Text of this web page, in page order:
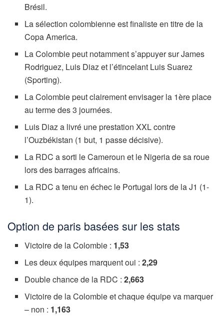
Brésil.
La sélection colombienne est finaliste en titre de la
Copa America.
La Colombie peut notamment s’appuyer sur James
Rodriguez, Luis Diaz et l’étincelant Luis Suarez
(Sporting).
La Colombie peut clairement envisager la 1ère place
au terme des 3 journées.
Luis Diaz a livré une prestation XXL contre
l’Ouzbékistan (1 but, 1 passe décisive).
La RDC a sorti le Cameroun et le Nigeria de sa roue
lors des barrages africains.
La RDC a tenu en échec le Portugal lors de la J1 (1-
1).
Option de paris basées sur les stats
Victoire de la Colombie : 1,53
Les deux équipes marquent oui :2,29
Double chance de la RDC :2,663
Victoire de la Colombie et chaque équipe va marquer
– non : 1,163